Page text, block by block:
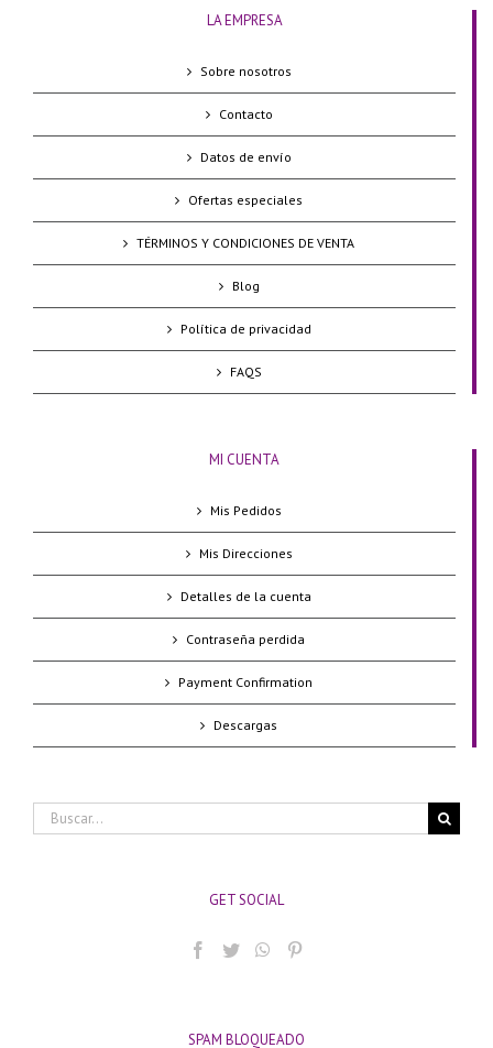
LA EMPRESA
Sobre nosotros
Contacto
Datos de envío
Ofertas especiales
TÉRMINOS Y CONDICIONES DE VENTA
Blog
Política de privacidad
FAQS
MI CUENTA
Mis Pedidos
Mis Direcciones
Detalles de la cuenta
Contraseña perdida
Payment Confirmation
Descargas
Buscar:
GET SOCIAL
SPAM BLOQUEADO